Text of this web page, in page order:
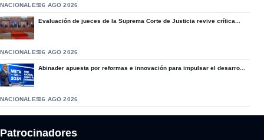
NACIONALES06 AGO 2026
Evaluación de jueces de la Suprema Corte de Justicia revive crítica...
NACIONALES06 AGO 2026
Abinader apuesta por reformas e innovación para impulsar el desarro...
NACIONALES06 AGO 2026
Patrocinadores